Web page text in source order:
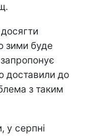
зими буде
доставили до
з таким
у серпні